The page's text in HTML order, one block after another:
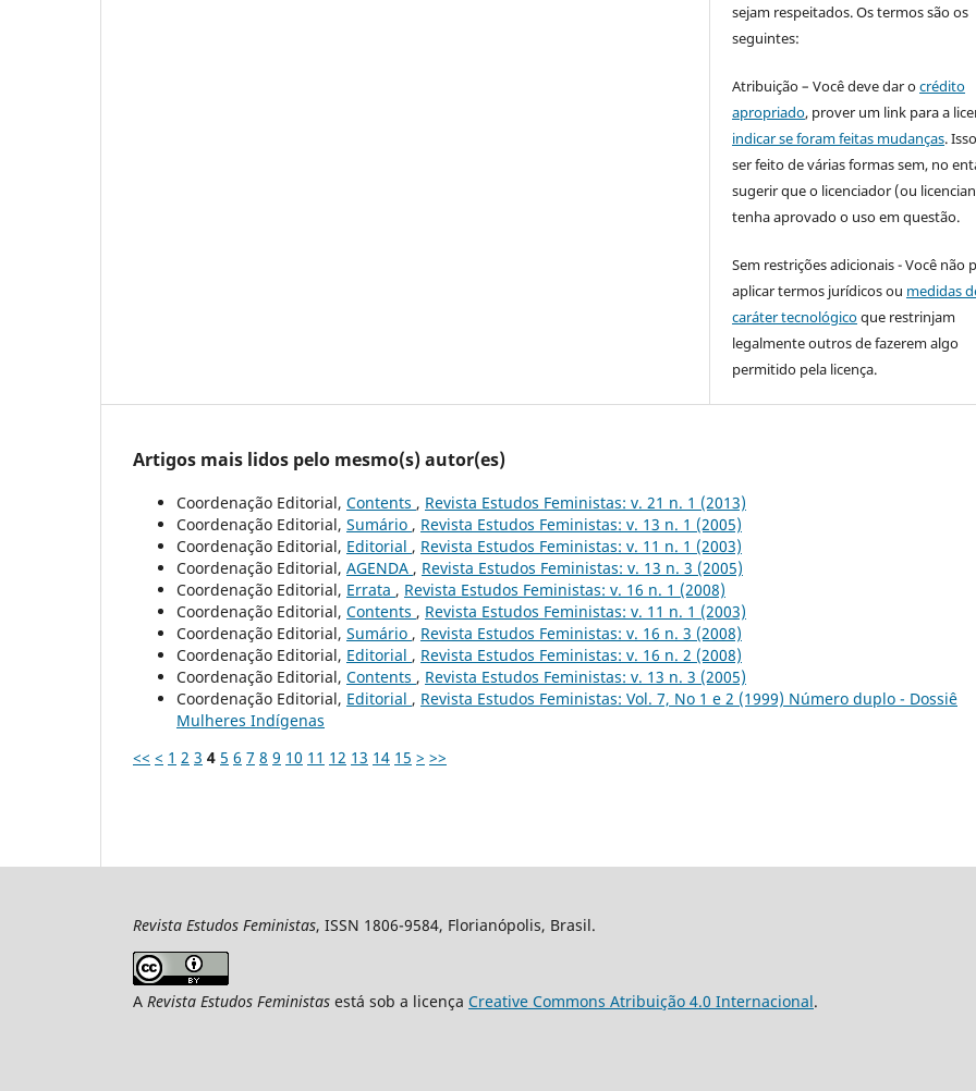
sejam respeitados. Os termos são os
seguintes:
Atribuição – Você deve dar ocrédito
apropriado, prover um link para a
indicar se foram feitas mudanças.
ser feito de várias formas sem, no
sugerir que o licenciador (ou
tenha aprovado o uso em questão.
Sem restrições adicionais - Você não
aplicar termos jurídicos ou medidas
caráter tecnológicoque restrinjam
legalmente outros de fazerem algo
permitido pela licença.
Artigos mais lidos pelo mesmo(s) autor(es)
Coordenação Editorial, Contents , Revista Estudos Feministas: v. 21 n. 1 (2013)
Coordenação Editorial, Sumário , Revista Estudos Feministas: v. 13 n. 1 (2005)
Coordenação Editorial, Editorial , Revista Estudos Feministas: v. 11 n. 1 (2003)
Coordenação Editorial, AGENDA , Revista Estudos Feministas: v. 13 n. 3 (2005)
Coordenação Editorial, Errata , Revista Estudos Feministas: v. 16 n. 1 (2008)
Coordenação Editorial, Contents , Revista Estudos Feministas: v. 11 n. 1 (2003)
Coordenação Editorial, Sumário , Revista Estudos Feministas: v. 16 n. 3 (2008)
Coordenação Editorial, Editorial , Revista Estudos Feministas: v. 16 n. 2 (2008)
Coordenação Editorial, Contents , Revista Estudos Feministas: v. 13 n. 3 (2005)
Coordenação Editorial, Editorial , Revista Estudos Feministas: Vol. 7, No 1 e 2 (1999) Número duplo - Dossiê
Mulheres Indígenas
<< < 1 2 3 4 5 6 7 8 9 10 11 12 13 14 15 > >>
Revista Estudos Feministas, ISSN 1806-9584, Florianópolis, Brasil.
A Revista Estudos Feministas está sob a licença Creative Commons Atribuição 4.0 Internacional.